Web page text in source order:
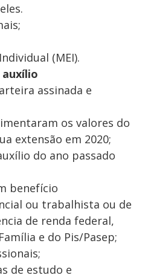
(MEI).
assinada e
os valores do
extensão em 2020;
do ano passado
benefício
ou trabalhista ou de
de renda federal,
e do Pis/Pasep;
de estudo e